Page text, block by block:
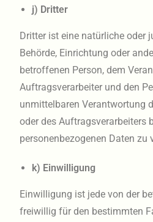
j) Dritter
Dritter ist eine natürliche oder
Behörde, Einrichtung oder
betroffenen Person, dem
Auftragsverarbeiter und den
unmittelbaren Verantwortung
oder des Auftragsverarbeiters
personenbezogenen Daten zu
k) Einwilligung
Einwilligung ist jede von der
freiwillig für den bestimmten